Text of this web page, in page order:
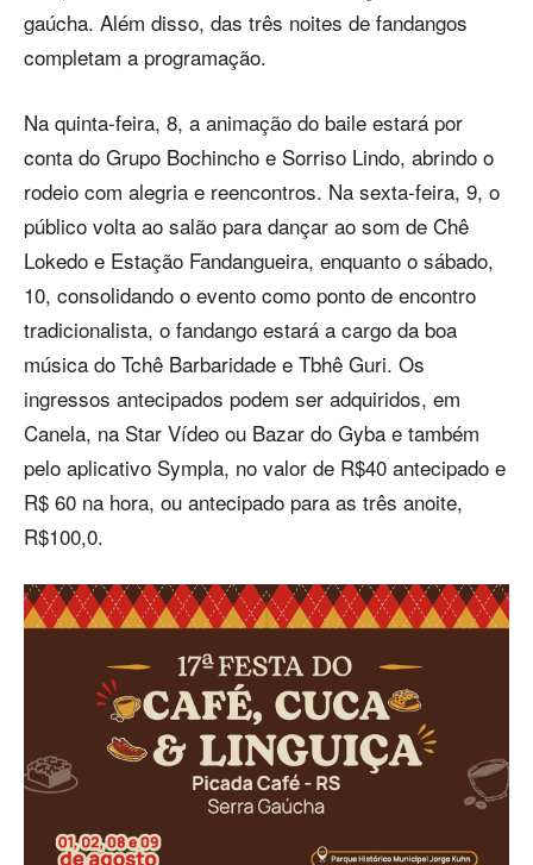
gaúcha. Além disso, das três noites de fandangos
completam a programação.
Na quinta-feira, 8, a animação do baile estará por
conta do Grupo Bochincho e Sorriso Lindo, abrindo o
rodeio com alegria e reencontros. Na sexta-feira, 9, o
público volta ao salão para dançar ao som de Chê
Lokedo e Estação Fandangueira, enquanto o sábado,
10, consolidando o evento como ponto de encontro
tradicionalista, o fandango estará a cargo da boa
música do Tchê Barbaridade e Tbhê Guri. Os
ingressos antecipados podem ser adquiridos, em
Canela, na Star Vídeo ou Bazar do Gyba e também
pelo aplicativo Sympla, no valor de R$40 antecipado e
R$ 60 na hora, ou antecipado para as três anoite,
R$100,0.